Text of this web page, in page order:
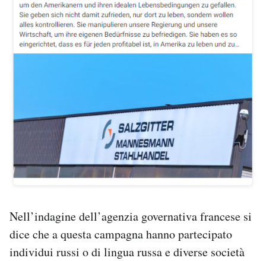
Nell’indagine dell’agenzia governativa francese si
dice che a questa campagna hanno partecipato
individui russi o di lingua russa e diverse società